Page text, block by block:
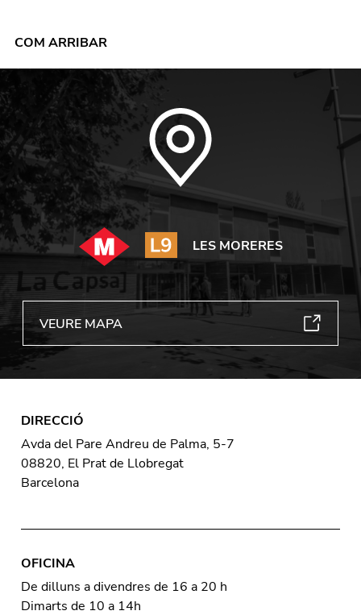
COM ARRIBAR
LES MORERES
VEURE MAPA
DIRECCIÓ
Avda del Pare Andreu de Palma, 5-7
08820, El Prat de Llobregat
Barcelona
OFICINA
De dilluns a divendres de 16 a 20 h
Dimarts de 10 a 14h